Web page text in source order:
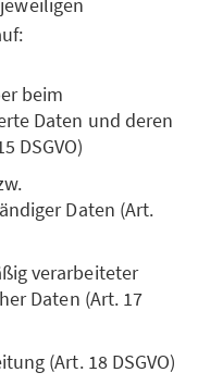
beim
Daten und deren
DSGVO)
Daten (Art.
verarbeiteter
Daten (Art. 17
(Art. 18 DSGVO)